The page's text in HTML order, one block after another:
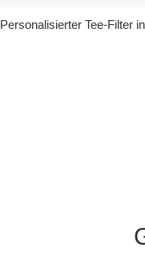
Personalisierter Tee-Filter